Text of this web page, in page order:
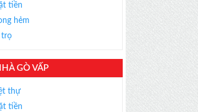
×
tiền
hẻm
trọ
GÒ VẤP
thự
tiền